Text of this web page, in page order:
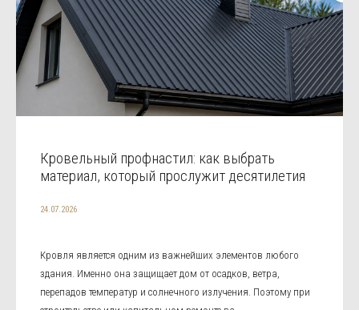
Кровельный профнастил: как выбрать
материал, который прослужит десятилетия
24.07.2026
Кровля является одним из важнейших элементов любого
здания. Именно она защищает дом от осадков, ветра,
перепадов температур и солнечного излучения. Поэтому при